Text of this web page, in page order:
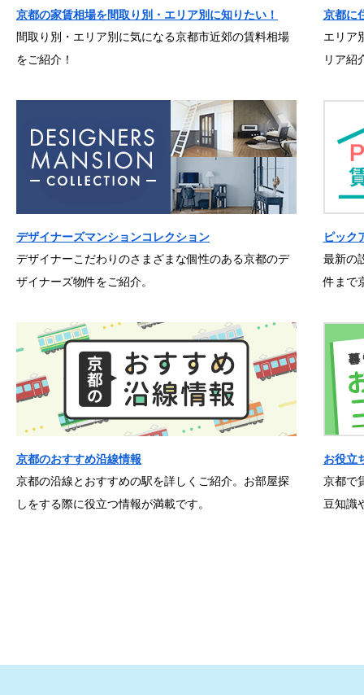
京都の家賃相場を間取り別・エリア別に知りたい！
間取り別・エリア別に気になる京都市近郊の賃料相場
をご紹介！
京都に
エリア
リア紹
デザイナーズマンションコレクション
デザイナーこだわりのさまざまな個性のある京都のデ
ザイナーズ物件をご紹介。
ピック
最新の
件まで
京都のおすすめ沿線情報
京都の沿線とおすすめの駅を詳しくご紹介。お部屋探
しをする際に役立つ情報が満載です。
お役立
京都で
豆知識